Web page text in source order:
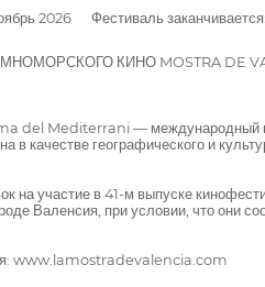
2026 Фестиваль
КИНО MOSTRA DE
Mediterrani — международный
в качестве географического и
на участие в 41-м выпуске
Валенсия, при условии, что они
www.lamostradevalencia.com